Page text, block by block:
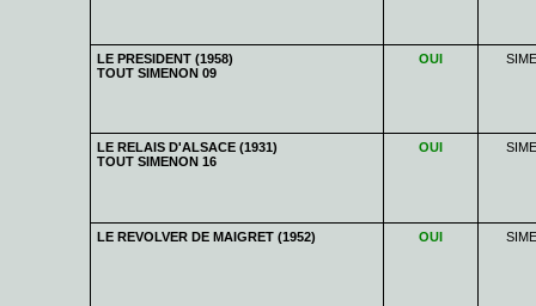
LE PRESIDENT (1958)
TOUT SIMENON 09
OUI
LE RELAIS D'ALSACE (1931)
TOUT SIMENON 16
OUI
LE REVOLVER DE MAIGRET (1952) OUI